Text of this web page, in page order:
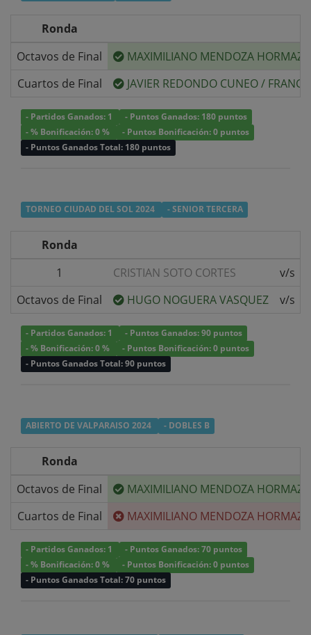
Ronda
Octavos de Final
MAXIMILIANO MENDOZA
Cuartos de Final
JAVIER REDONDO CUNEO/
- Partidos Ganados: 1
- Puntos Ganados: 180 puntos
- % Bonificación: 0 %
- Puntos Bonificación: 0 puntos
- Puntos Ganados Total: 180 puntos
TORNEO CIUDAD DEL SOL 2024 - SENIOR TERCERA
Ronda
1
CRISTIAN SOTO CORTES
v/s
Octavos de Final
HUGO NOGUERA VASQUEZ v/s
- Partidos Ganados: 1
- Puntos Ganados: 90 puntos
- % Bonificación: 0 %
- Puntos Bonificación: 0 puntos
- Puntos Ganados Total: 90 puntos
ABIERTO DE VALPARAISO 2024 - DOBLES B
Ronda
Octavos de Final
MAXIMILIANO MENDOZA
Cuartos de Final
MAXIMILIANO MENDOZA
- Partidos Ganados: 1
- Puntos Ganados: 70 puntos
- % Bonificación: 0 %
- Puntos Bonificación: 0 puntos
- Puntos Ganados Total: 70 puntos